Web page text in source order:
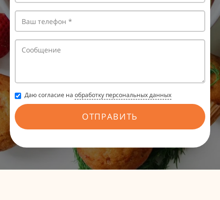
Даю согласие на обработку персональных данных
ОТПРАВИТЬ